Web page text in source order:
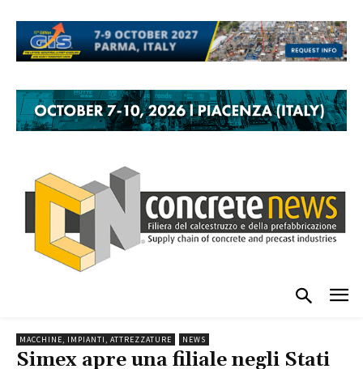
MACCHINE, IMPIANTI, ATTREZZATURE NEWS
Simex apre una filiale negli Stati